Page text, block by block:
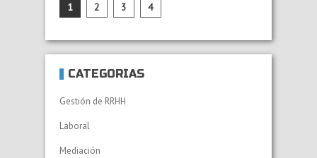
1 2 3 4
CATEGORÍAS
Gestión de RRHH
Laboral
Mediación